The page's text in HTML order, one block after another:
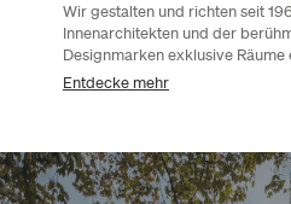
Wir gestalten und richten seit
Innenarchitekten und der
Designmarken exklusive Räume
Entdecke mehr